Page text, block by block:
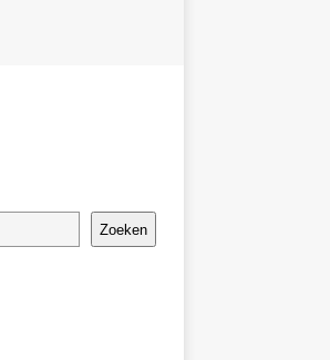
Zoeken